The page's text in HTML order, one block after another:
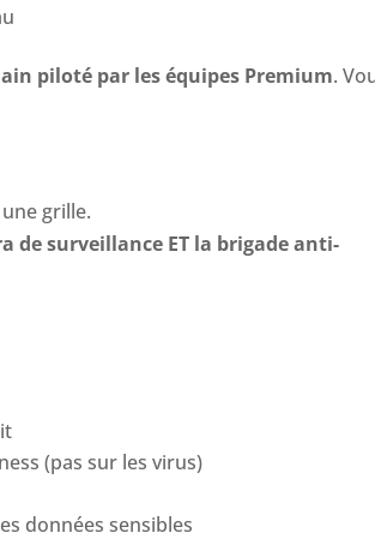
piloté par les équipes Premium.
grille.
de surveillance ET la brigade anti-
(pas sur les virus)
données sensibles